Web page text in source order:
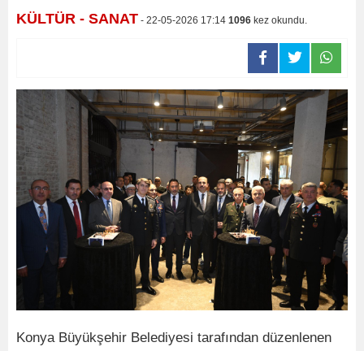
KÜLTÜR - SANAT - 22-05-2026 17:14 1096 kez okundu.
Konya Büyükşehir Belediyesi tarafından düzenlenen